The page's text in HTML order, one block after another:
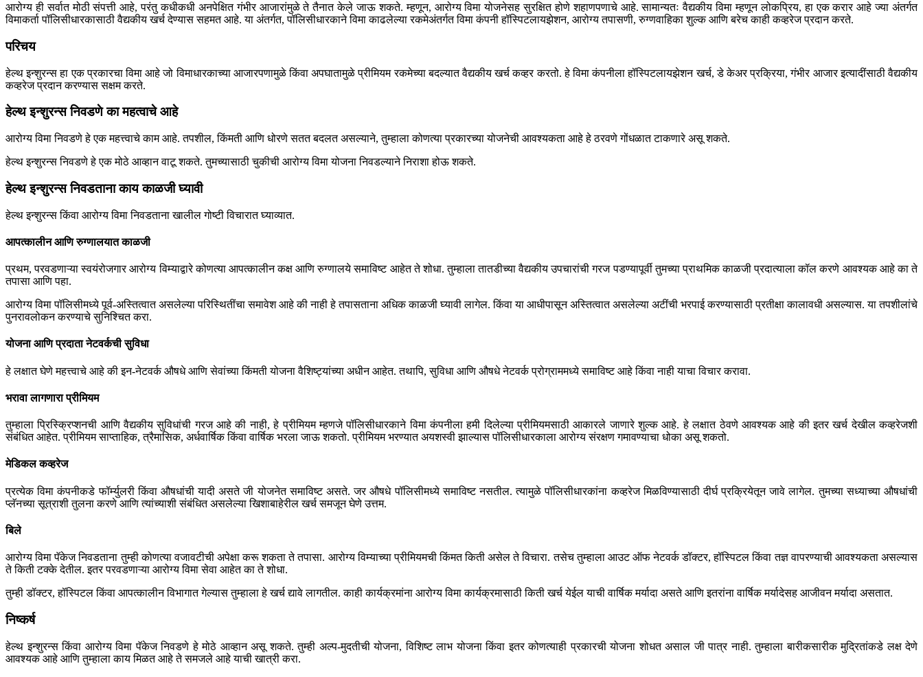
आरोग्य ही सर्वात मोठी संपत्ती आहे, परंतु कधीकधी अनपेक्षित गंभीर आजारांमुळे ते तैनात केले जाऊ शकते. म्हणून, आरोग्य विमा योजनेसह सुरक्षित होणे शहाणपणाचे आहे. सामान्यतः वैद्यकीय विमा म्हणून लोकप्रिय, हा एक करार आहे ज्या अंतर्गत
विमाकर्ता पॉलिसीधारकासाठी वैद्यकीय खर्च देण्यास सहमत आहे. या अंतर्गत, पॉलिसीधारकाने विमा काढलेल्या रकमेअंतर्गत विमा कंपनी हॉस्पिटलायझेशन, आरोग्य तपासणी, रुग्णवाहिका शुल्क आणि बरेच काही कव्हरेज प्रदान करते.
परिचय
हेल्थ इन्शुरन्स हा एक प्रकारचा विमा आहे जो विमाधारकाच्या आजारपणामुळे किंवा अपघातामुळे प्रीमियम रकमेच्या बदल्यात वैद्यकीय खर्च कव्हर करतो. हे विमा कंपनीला हॉस्पिटलायझेशन खर्च, डे केअर प्रक्रिया, गंभीर आजार इत्यादींसाठी वैद्यकीय
कव्हरेज प्रदान करण्यास सक्षम करते.
हेल्थ इन्शुरन्स निवडणे का महत्वाचे आहे
आरोग्य विमा निवडणे हे एक महत्त्वाचे काम आहे. तपशील, किंमती आणि धोरणे सतत बदलत असल्याने, तुम्हाला कोणत्या प्रकारच्या योजनेची आवश्यकता आहे हे ठरवणे गोंधळात टाकणारे असू शकते.
हेल्थ इन्शुरन्स निवडणे हे एक मोठे आव्हान वाटू शकते. तुमच्यासाठी चुकीची आरोग्य विमा योजना निवडल्याने निराशा होऊ शकते.
हेल्थ इन्शुरन्स निवडताना काय काळजी घ्यावी
हेल्थ इन्शुरन्स किंवा आरोग्य विमा निवडताना खालील गोष्टी विचारात घ्याव्यात.
आपत्कालीन आणि रुग्णालयात काळजी
प्रथम, परवडणाऱ्या स्वयंरोजगार आरोग्य विम्याद्वारे कोणत्या आपत्कालीन कक्ष आणि रुग्णालये समाविष्ट आहेत ते शोधा. तुम्हाला तातडीच्या वैद्यकीय उपचारांची गरज पडण्यापूर्वी तुमच्या प्राथमिक काळजी प्रदात्याला कॉल करणे आवश्यक आहे का ते
तपासा आणि पहा.
आरोग्य विमा पॉलिसीमध्ये पूर्व-अस्तित्वात असलेल्या परिस्थितींचा समावेश आहे की नाही हे तपासताना अधिक काळजी घ्यावी लागेल. किंवा या आधीपासून अस्तित्वात असलेल्या अटींची भरपाई करण्यासाठी प्रतीक्षा कालावधी असल्यास. या तपशीलांचे
पुनरावलोकन करण्याचे सुनिश्चित करा.
योजना आणि प्रदाता नेटवर्कची सुविधा
हे लक्षात घेणे महत्त्वाचे आहे की इन-नेटवर्क औषधे आणि सेवांच्या किंमती योजना वैशिष्ट्यांच्या अधीन आहेत. तथापि, सुविधा आणि औषधे नेटवर्क प्रोग्राममध्ये समाविष्ट आहे किंवा नाही याचा विचार करावा.
भरावा लागणारा प्रीमियम
तुम्हाला प्रिस्क्रिप्शनची आणि वैद्यकीय सुविधांची गरज आहे की नाही, हे प्रीमियम म्हणजे पॉलिसीधारकाने विमा कंपनीला हमी दिलेल्या प्रीमियमसाठी आकारले जाणारे शुल्क आहे. हे लक्षात ठेवणे आवश्यक आहे की इतर खर्च देखील कव्हरेजशी
संबंधित आहेत. प्रीमियम साप्ताहिक, त्रैमासिक, अर्धवार्षिक किंवा वार्षिक भरला जाऊ शकतो. प्रीमियम भरण्यात अयशस्वी झाल्यास पॉलिसीधारकाला आरोग्य संरक्षण गमावण्याचा धोका असू शकतो.
मेडिकल कव्हरेज
प्रत्येक विमा कंपनीकडे फॉर्म्युलरी किंवा औषधांची यादी असते जी योजनेत समाविष्ट असते. जर औषधे पॉलिसीमध्ये समाविष्ट नसतील. त्यामुळे पॉलिसीधारकांना कव्हरेज मिळविण्यासाठी दीर्घ प्रक्रियेतून जावे लागेल. तुमच्या सध्याच्या औषधांची
प्लॅनच्या सूत्राशी तुलना करणे आणि त्यांच्याशी संबंधित असलेल्या खिशाबाहेरील खर्च समजून घेणे उत्तम.
बिले
आरोग्य विमा पॅकेज निवडताना तुम्ही कोणत्या वजावटीची अपेक्षा करू शकता ते तपासा. आरोग्य विम्याच्या प्रीमियमची किंमत किती असेल ते विचारा. तसेच तुम्हाला आउट ऑफ नेटवर्क डॉक्टर, हॉस्पिटल किंवा तज्ञ वापरण्याची आवश्यकता असल्यास
ते किती टक्के देतील. इतर परवडणाऱ्या आरोग्य विमा सेवा आहेत का ते शोधा.
तुम्ही डॉक्टर, हॉस्पिटल किंवा आपत्कालीन विभागात गेल्यास तुम्हाला हे खर्च द्यावे लागतील. काही कार्यक्रमांना आरोग्य विमा कार्यक्रमासाठी किती खर्च येईल याची वार्षिक मर्यादा असते आणि इतरांना वार्षिक मर्यादेसह आजीवन मर्यादा असतात.
निष्कर्ष
हेल्थ इन्शुरन्स किंवा आरोग्य विमा पॅकेज निवडणे हे मोठे आव्हान असू शकते. तुम्ही अल्प-मुदतीची योजना, विशिष्ट लाभ योजना किंवा इतर कोणत्याही प्रकारची योजना शोधत असाल जी पात्र नाही. तुम्हाला बारीकसारीक मुद्रितांकडे लक्ष देणे
आवश्यक आहे आणि तुम्हाला काय मिळत आहे ते समजले आहे याची खात्री करा.